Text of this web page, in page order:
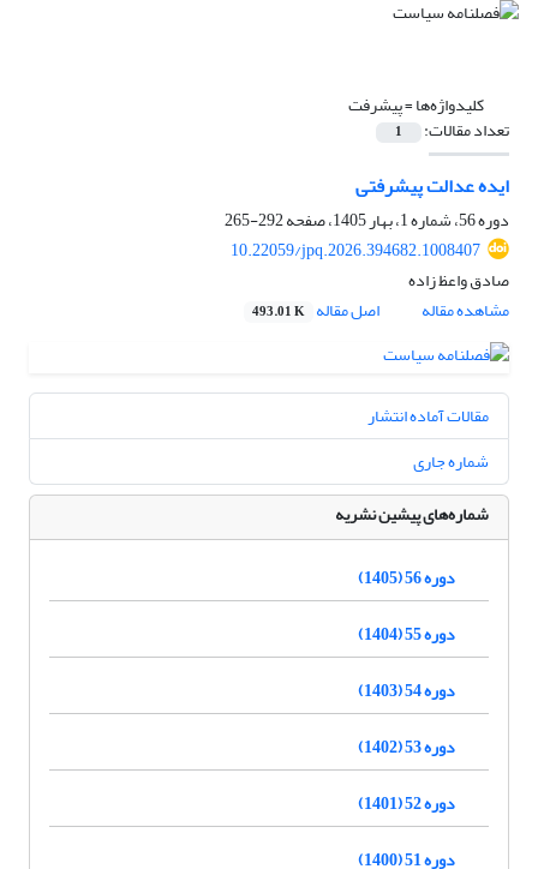
کلیدواژه‌ها =پیشرفت
تعداد مقالات: 1
ایده عدالت پیشرفتی
دوره 56، شماره 1، بهار 1405، صفحه
292-265
10.22059/jpq.2026.394682.1008407
صادق واعظ زاده
مشاهده مقاله
اصل مقاله 493.01 K
مقالات آماده انتشار
شماره جاری
شماره‌های پیشین نشریه
دوره 56 (1405)
دوره 55 (1404)
دوره 54 (1403)
دوره 53 (1402)
دوره 52 (1401)
دوره 51 (1400)